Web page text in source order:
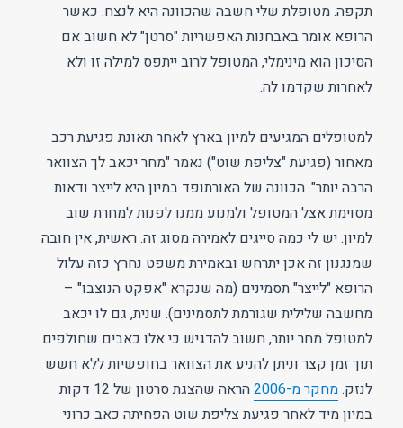
תקפה. מטופלת שלי חשבה שהכוונה היא לנצח. כאשר
הרופא אומר באבחנות האפשריות "סרטן" לא חשוב אם
הסיכון הוא מינימלי, המטופל לרוב ייתפס למילה זו ולא
לאחרות שקדמו לה.
למטופלים המגיעים למיון בארץ לאחר תאונת פגיעת רכב
מאחור (פגיעת "צליפת שוט") נאמר "מחר יכאב לך הצוואר
הרבה יותר". הכוונה של האורתופד במיון היא לייצר ודאות
מסוימת אצל המטופל ולמנוע ממנו לפנות למחרת שוב
למיון. יש לי כמה סייגים לאמירה מסוג זה. ראשית, אין חובה
שמנגנון זה אכן יתרחש ובאמירת משפט נחרץ כזה עלול
הרופא "לייצר" תסמינים (מה שנקרא "אפקט הנוצבו" –
מחשבה שלילית שגורמת לתסמינים). שנית, גם לו יכאב
למטופל מחר יותר, חשוב להדגיש כי אלו כאבים שחולפים
תוך זמן קצר וניתן להניע את הצוואר בחופשיות ללא חשש
לנזק.מחקר מ-2006
הראה שהצגת סרטון של 12 דקות
במיון מיד לאחר פגיעת צליפת שוט הפחיתה כאב כרוני